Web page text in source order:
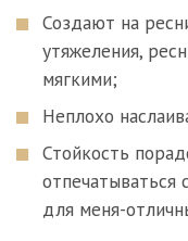
Создают на
утяжеления,
мягкими;
Неплохо
Стойкость
отпечатываться
для меня-